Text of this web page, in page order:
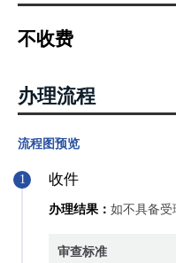
不收费
办理流程
流程图预览
1 收件
办理结果： 如不具备受
审查标准